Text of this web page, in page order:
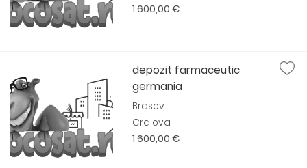
1 600,00 €
depozit farmaceutic
germania
Brasov
Craiova
1 600,00 €